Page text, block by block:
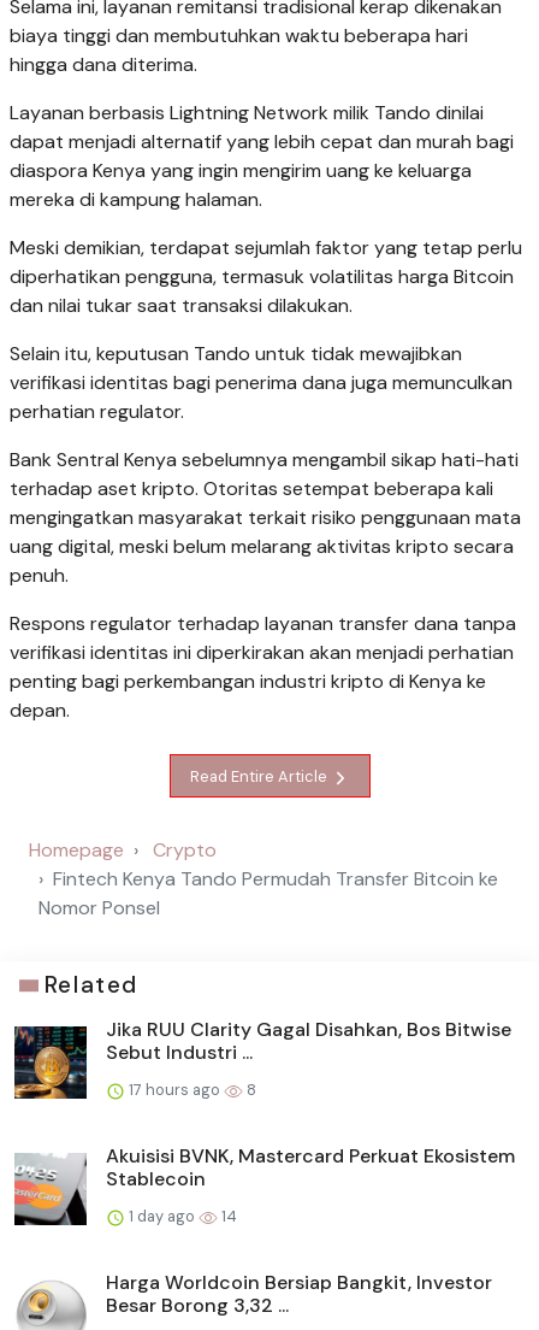
Selama ini, layanan remitansi tradisional kerap dikenakan
biaya tinggi dan membutuhkan waktu beberapa hari
hingga dana diterima.
Layanan berbasis Lightning Network milik Tando dinilai
dapat menjadi alternatif yang lebih cepat dan murah bagi
diaspora Kenya yang ingin mengirim uang ke keluarga
mereka di kampung halaman.
Meski demikian, terdapat sejumlah faktor yang tetap perlu
diperhatikan pengguna, termasuk volatilitas harga Bitcoin
dan nilai tukar saat transaksi dilakukan.
Selain itu, keputusan Tando untuk tidak mewajibkan
verifikasi identitas bagi penerima dana juga memunculkan
perhatian regulator.
Bank Sentral Kenya sebelumnya mengambil sikap hati-hati
terhadap aset kripto. Otoritas setempat beberapa kali
mengingatkan masyarakat terkait risiko penggunaan mata
uang digital, meski belum melarang aktivitas kripto secara
penuh.
Respons regulator terhadap layanan transfer dana tanpa
verifikasi identitas ini diperkirakan akan menjadi perhatian
penting bagi perkembangan industri kripto di Kenya ke
depan.
Read Entire Article
Homepage
Crypto
Fintech Kenya Tando Permudah Transfer Bitcoin ke
Nomor Ponsel
Related
Jika RUU Clarity Gagal Disahkan, Bos Bitwise
Sebut Industri ...
17 hours ago 8
Akuisisi BVNK, Mastercard Perkuat Ekosistem
Stablecoin
1 day ago 14
Harga Worldcoin Bersiap Bangkit, Investor
Besar Borong 3,32 ...